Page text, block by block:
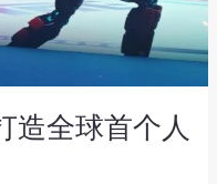
造全球首个人